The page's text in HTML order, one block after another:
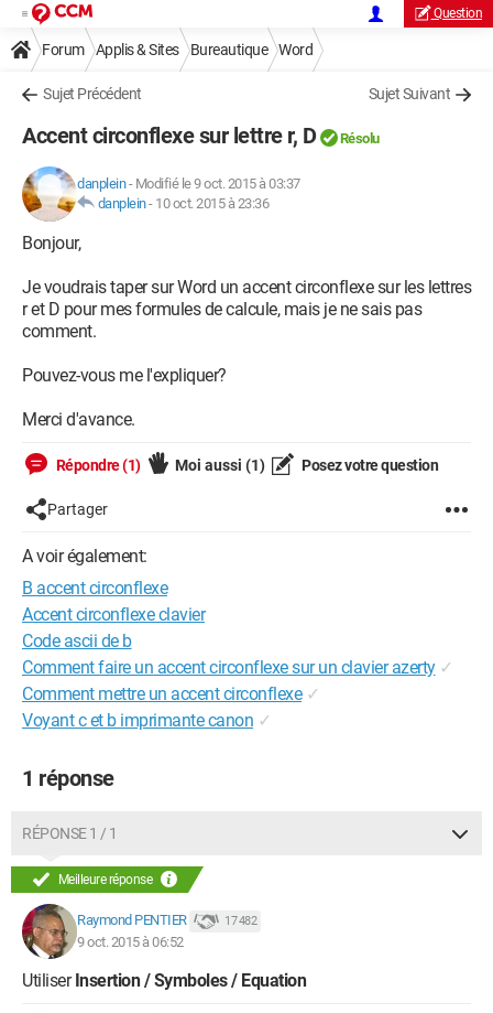
Question
Forum Applis & Sites Bureautique Word
Sujet Précédent Sujet Suivant
Accent circonflexe sur lettre r, D Résolu
danplein- Modifié le 9 oct. 2015 à 03:37
danplein- 10 oct. 2015 à 23:36
Bonjour,
Je voudrais taper sur Word un accent circonflexe sur les lettres
r et D pour mes formules de calcule, mais je ne sais pas
comment.
Pouvez-vous me l'expliquer?
Merci d'avance.
Répondre (1) Moi aussi (1) Posez votre question
Partager
A voir également:
B accent circonflexe
Accent circonflexe clavier
Code ascii de b
Comment faire un accent circonflexe sur un clavier azerty ✓
Comment mettre un accent circonflexe ✓
Voyant c et b imprimante canon ✓
1 réponse
RÉPONSE 1 / 1
Meilleure réponse
Raymond PENTIER 17 482
9 oct. 2015 à 06:52
UtiliserInsertion / Symboles / Equation